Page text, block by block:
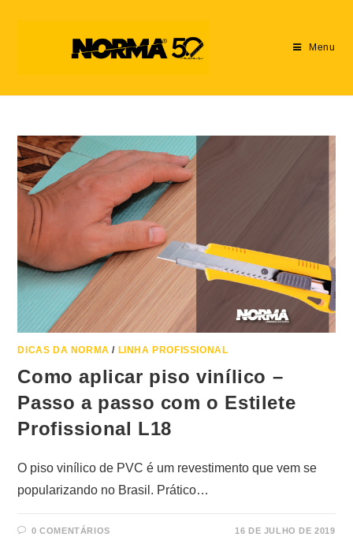
Menu
DICAS DA NORMA / LINHA PROFISSIONAL
Como aplicar piso vinílico –
Passo a passo com o Estilete
Profissional L18
O piso vinílico de PVC é um revestimento que vem se
popularizando no Brasil. Prático…
0 COMENTÁRIOS 16 DE JULHO DE 2019